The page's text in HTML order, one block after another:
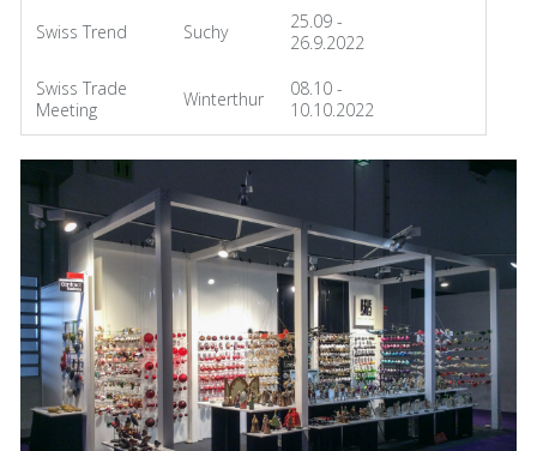
Swiss Trend Suchy
25.09 -
26.9.2022
Swiss Trade
Meeting
Winterthur
08.10 -
10.10.2022